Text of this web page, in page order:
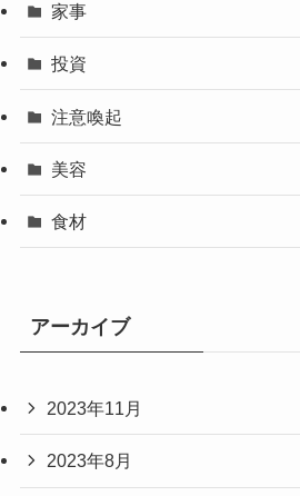
家事
投資
注意喚起
美容
食材
アーカイブ
2023年11月
2023年8月